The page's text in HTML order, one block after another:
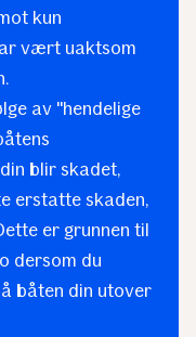
kun
vært uaktsom
av "hendelige
blir skadet,
erstatte skaden,
er grunnen til
dersom du
båten din utover